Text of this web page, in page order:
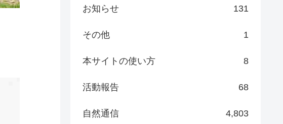
お知らせ 131
その他 1
本サイトの使い方 8
活動報告 68
自然通信 4,803